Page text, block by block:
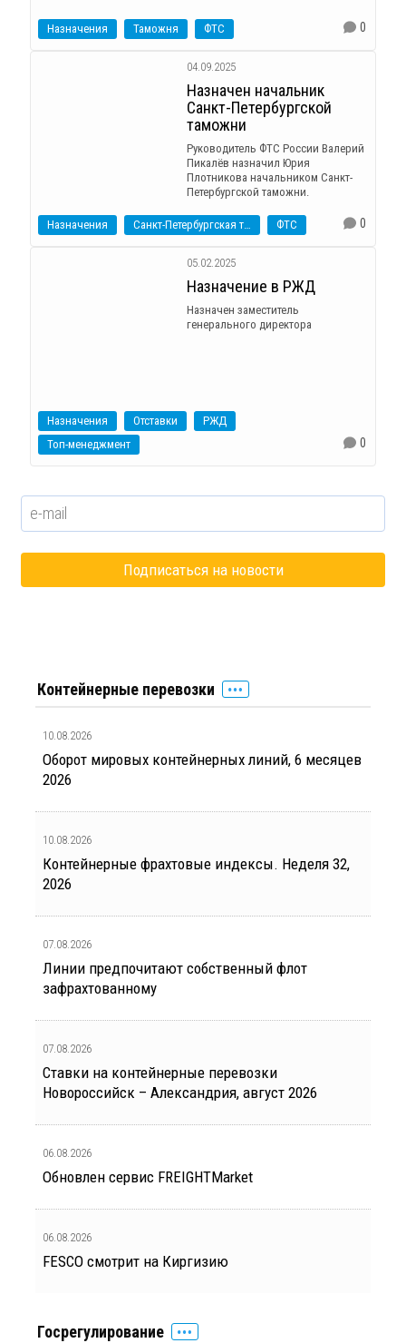
Назначения Таможня ФТС 0
04.09.2025
Назначен начальник
Санкт-Петербургской
таможни
Руководитель ФТС России Валерий
Пикалёв назначил Юрия
Плотникова начальником Санкт-
Петербургской таможни.
Назначения Санкт-Петербургская таможня ФТС 0
05.02.2025
Назначение в РЖД
Назначен заместитель
генерального директора
Назначения Отставки
РЖД
Топ-менеджмент
0
Контейнерные перевозки
10.08.2026
Оборот мировых контейнерных линий, 6 месяцев
2026
10.08.2026
Контейнерные фрахтовые индексы. Неделя 32,
2026
07.08.2026
Линии предпочитают собственный флот
зафрахтованному
07.08.2026
Ставки на контейнерные перевозки
Новороссийск – Александрия, август 2026
06.08.2026
Обновлен сервис FREIGHTMarket
06.08.2026
FESCO смотрит на Киргизию
Госрегулирование